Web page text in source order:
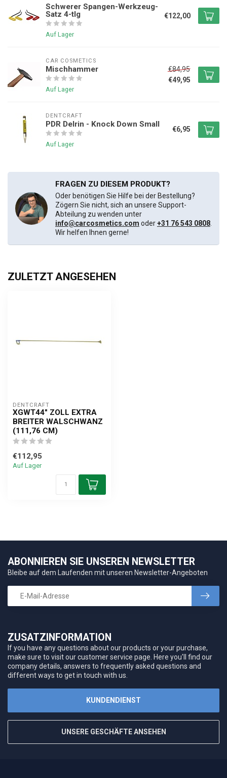
Schwerer Spangen-Werkzeug-
Satz 4-tlg
Auf Lager
€122,00
CAR COSMETICS
Mischhammer
Auf Lager
€84,95
€49,95
DENTCRAFT
PDR Delrin - Knock Down Small
Auf Lager
€6,95
FRAGEN ZU DIESEM PRODUKT?
Oder benötigen Sie Hilfe bei der Bestellung?
Zögern Sie nicht, sich an unsere Support-
Abteilung zu wenden unter
info@carcosmetics.com oder+31 76 543 0808
Wir helfen Ihnen gerne!
ZULETZT ANGESEHEN
DENTCRAFT
XGWT44" ZOLL EXTRA
BREITER WALSCHWANZ
(111,76 CM)
€112,95
Auf Lager
ZUSATZINFORMATION
If you have any questions about our products or your purchase,
make sure to visit our customer service page. Here you'll find our
company details, answers to frequently asked questions and
different ways to get in touch with us.
KUNDENDIENST
UNSERE GESCHÄFTE ANSEHEN
ABONNIEREN SIE UNSEREN NEWSLETTER
Bleibe auf dem Laufenden mit unseren Newsletter-Angeboten